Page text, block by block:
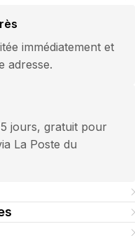
immédiatement et
adresse.
jours, gratuit pour
La Poste du